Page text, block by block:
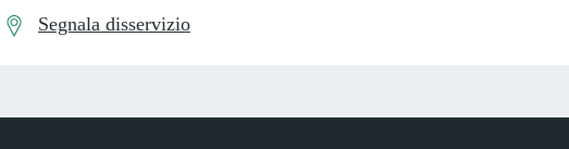
Segnala disservizio